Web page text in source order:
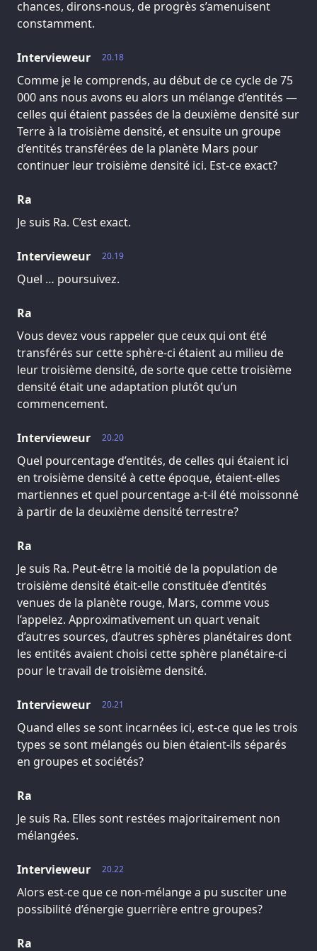
chances, dirons-nous, de progrès s’amenuisent
constamment.
20.18
Intervieweur
Comme je le comprends, au début de ce cycle de 75
000 ans nous avons eu alors un mélange d’entités —
celles qui étaient passées de la deuxième densité sur
Terre à la troisième densité, et ensuite un groupe
d’entités transférées de la planète Mars pour
continuer leur troisième densité ici. Est-ce exact?
Ra
Je suis Ra. C’est exact.
20.19
Intervieweur
Quel … poursuivez.
Ra
Vous devez vous rappeler que ceux qui ont été
transférés sur cette sphère-ci étaient au milieu de
leur troisième densité, de sorte que cette troisième
densité était une adaptation plutôt qu’un
commencement.
20.20
Intervieweur
Quel pourcentage d’entités, de celles qui étaient ici
en troisième densité à cette époque, étaient-elles
martiennes et quel pourcentage a-t-il été moissonné
à partir de la deuxième densité terrestre?
Ra
Je suis Ra. Peut-être la moitié de la population de
troisième densité était-elle constituée d’entités
venues de la planète rouge, Mars, comme vous
l’appelez. Approximativement un quart venait
d’autres sources, d’autres sphères planétaires dont
les entités avaient choisi cette sphère planétaire-ci
pour le travail de troisième densité.
20.21
Intervieweur
Quand elles se sont incarnées ici, est-ce que les trois
types se sont mélangés ou bien étaient-ils séparés
en groupes et sociétés?
Ra
Je suis Ra. Elles sont restées majoritairement non
mélangées.
20.22
Intervieweur
Alors est-ce que ce non-mélange a pu susciter une
possibilité d’énergie guerrière entre groupes?
Ra